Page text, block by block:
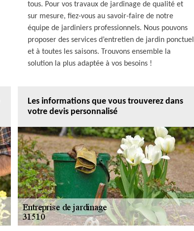
tous. Pour vos travaux de jardinage de qualité et
sur mesure, fiez-vous au savoir-faire de notre
équipe de jardiniers professionnels. Nous pouvons
proposer des services d’entretien de jardin ponctuel
et à toutes les saisons. Trouvons ensemble la
solution la plus adaptée à vos besoins !
Les informations que vous trouverez dans
votre devis personnalisé